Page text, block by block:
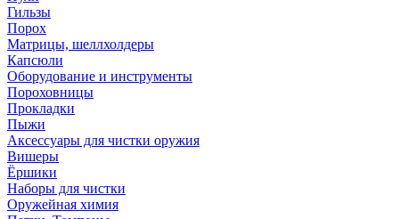
Гильзы
Порох
Матрицы, шеллхолдеры
Капсюли
Оборудование и инструменты
Пороховницы
Прокладки
Пыжи
Аксессуары для чистки оружия
Вишеры
Ёршики
Наборы для чистки
Оружейная химия